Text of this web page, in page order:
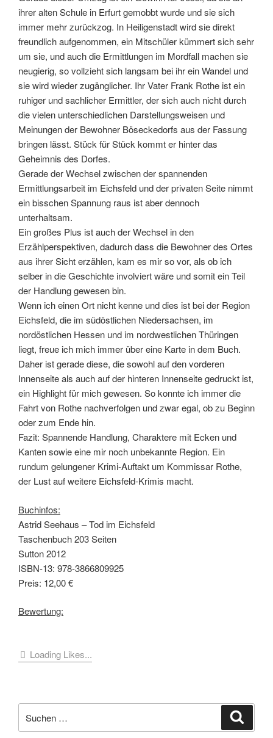
ihrer alten Schule in Erfurt gemobbt wurde und sie sich
immer mehr zurückzog. In Heiligenstadt wird sie direkt
freundlich aufgenommen, ein Mitschüler kümmert sich sehr
um sie, und auch die Ermittlungen im Mordfall machen sie
neugierig, so vollzieht sich langsam bei ihr ein Wandel und
sie wird wieder zugänglicher. Ihr Vater Frank Rothe ist ein
ruhiger und sachlicher Ermittler, der sich auch nicht durch
die vielen unterschiedlichen Darstellungsweisen und
Meinungen der Bewohner Böseckedorfs aus der Fassung
bringen lässt. Stück für Stück kommt er hinter das
Geheimnis des Dorfes.
Gerade der Wechsel zwischen der spannenden
Ermittlungsarbeit im Eichsfeld und der privaten Seite nimmt
ein bisschen Spannung raus ist aber dennoch
unterhaltsam.
Ein großes Plus ist auch der Wechsel in den
Erzählperspektiven, dadurch dass die Bewohner des Ortes
aus ihrer Sicht erzählen, kam es mir so vor, als ob ich
selber in die Geschichte involviert wäre und somit ein Teil
der Handlung gewesen bin.
Wenn ich einen Ort nicht kenne und dies ist bei der Region
Eichsfeld, die im südöstlichen Niedersachsen, im
nordöstlichen Hessen und im nordwestlichen Thüringen
liegt, freue ich mich immer über eine Karte in dem Buch.
Daher ist gerade diese, die sowohl auf den vorderen
Innenseite als auch auf der hinteren Innenseite gedruckt ist,
ein Highlight für mich gewesen. So konnte ich immer die
Fahrt von Rothe nachverfolgen und zwar egal, ob zu Beginn
oder zum Ende hin.
Fazit: Spannende Handlung, Charaktere mit Ecken und
Kanten sowie eine mir noch unbekannte Region. Ein
rundum gelungener Krimi-Auftakt um Kommissar Rothe,
der Lust auf weitere Eichsfeld-Krimis macht.
Buchinfos:
Astrid Seehaus – Tod im Eichsfeld
Taschenbuch 203 Seiten
Sutton 2012
ISBN-13: 978-3866809925
Preis: 12,00 €
Bewertung:
Loading Likes...
nach: